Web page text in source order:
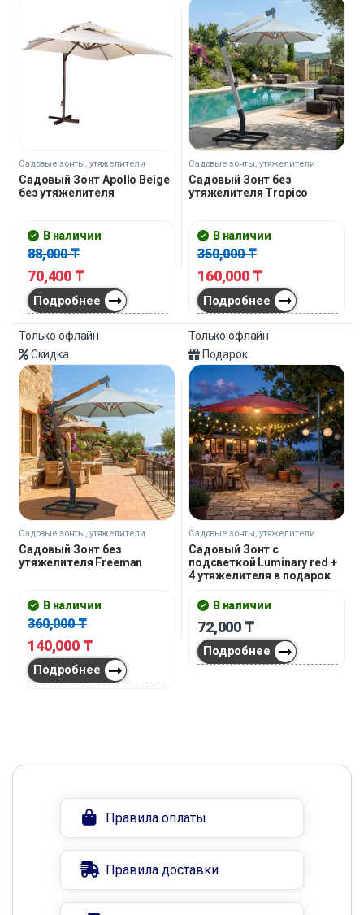
Садовые зонты, утяжелители
Садовый Зонт Apollo Beige
без утяжелителя
В наличии
88,000₸
70,400 ₸
Подробнее
Садовые зонты, утяжелители
Садовый Зонт без
утяжелителя Tropico
В наличии
350,000₸
160,000 ₸
Подробнее
Только офлайн
Скидка
Садовые зонты, утяжелители
Садовый Зонт без
утяжелителя Freeman
В наличии
360,000₸
140,000 ₸
Подробнее
Только офлайн
Подарок
Садовые зонты, утяжелители
Садовый Зонт с
подсветкой Luminary red +
4 утяжелителя в подарок
В наличии
72,000 ₸
Подробнее
Правила оплаты
Правила доставки